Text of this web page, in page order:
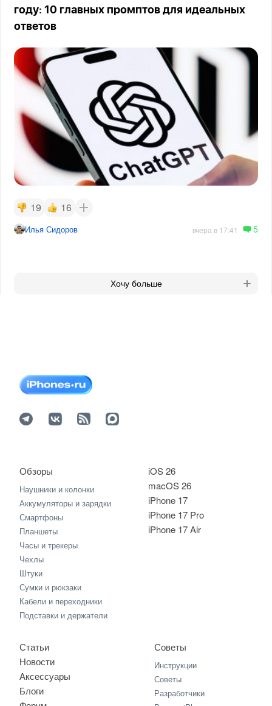
году: 10 главных промптов для идеальных
ответов
19 16
Илья Сидоров вчера в 17:41 5
Хочу больше
iOS 26
macOS 26
iPhone 17
iPhone 17 Pro
iPhone 17 Air
Обзоры
Наушники и колонки
Аккумуляторы и зарядки
Смартфоны
Планшеты
Часы и трекеры
Чехлы
Штуки
Сумки и рюкзаки
Кабели и переходники
Подставки и держатели
Статьи
Новости
Аксессуары
Блоги
Советы
Инструкции
Советы
Разработчики